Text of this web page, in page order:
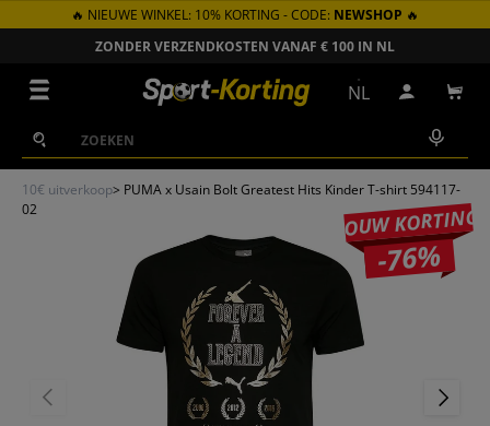
GA NAAR INHOUD
🔥 NIEUWE WINKEL: 10% KORTING - CODE: NEWSHOP 🔥
ZONDER VERZENDKOSTEN VANAF € 100 IN NL
Zoeken
Zoeken
NL Inloggen
10€ uitverkoop> PUMA x Usain Bolt Greatest Hits Kinder T-shirt 594117-
02
JOUW KORTING
-76%
VORIGE